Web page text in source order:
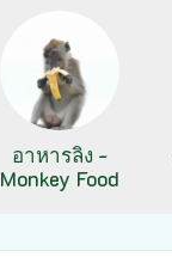
อาหารลิง -
Monkey Food